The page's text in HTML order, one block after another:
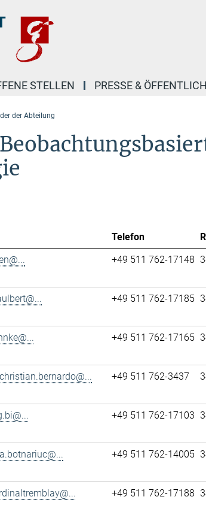
STELLEN PRESSE &
der Abteilung
Telefon
+49 511 762-17148
+49 511 762-17185
+49 511 762-17165
+49 511 762-3437
+49 511 762-17103
+49 511 762-14005
+49 511 762-17188